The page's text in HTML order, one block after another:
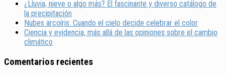
¿Lluvia, nieve o algo más? El fascinante y diverso catálogo de
la precipitación
Nubes arcoíris: Cuando el cielo decide celebrar el color
Ciencia y evidencia, más allá de las opiniones sobre el cambio
climático
Comentarios recientes